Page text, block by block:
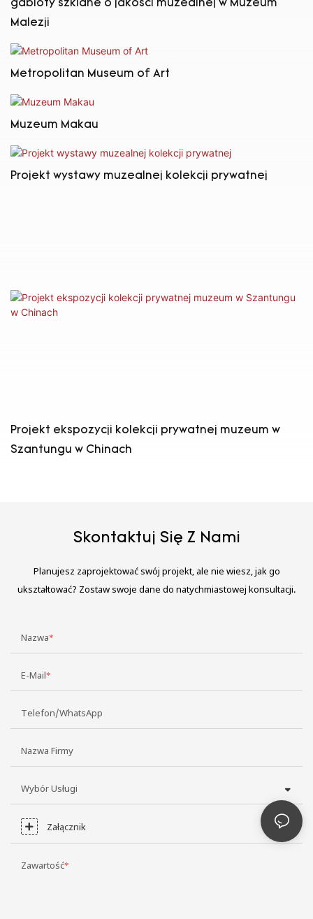
gabloty szklane o jakości muzealnej w Muzeum
Malezji
Metropolitan Museum of Art
Muzeum Makau
Projekt wystawy muzealnej kolekcji prywatnej
Projekt ekspozycji kolekcji prywatnej muzeum w
Szantungu w Chinach
Skontaktuj Się Z Nami
Planujesz zaprojektować swój projekt, ale nie wiesz, jak go
ukształtować? Zostaw swoje dane do natychmiastowej konsultacji.
Nazwa
E-Mail
Telefon/WhatsApp
Nazwa Firmy
Wybór Usługi
Załącznik
Zawartość